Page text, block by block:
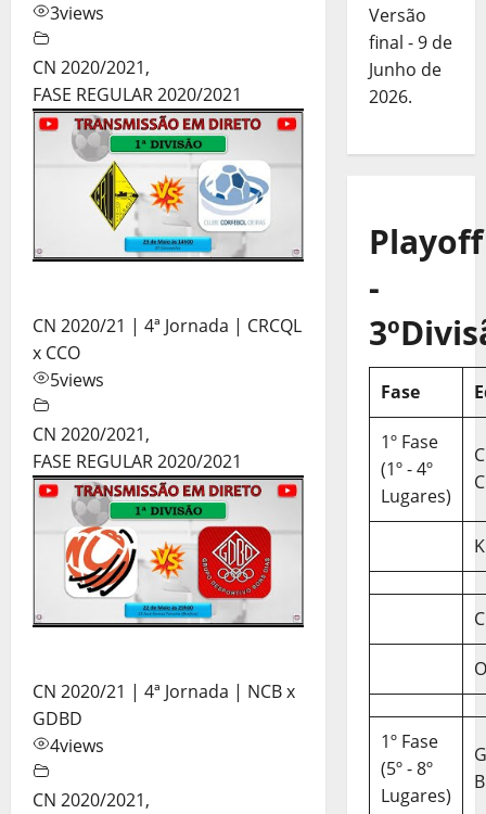
3views
CN 2020/2021,
FASE REGULAR 2020/2021
CN 2020/21 | 4ª Jornada | CRCQL
x CCO
5views
CN 2020/2021,
FASE REGULAR 2020/2021
CN 2020/21 | 4ª Jornada | NCB x
GDBD
4views
CN 2020/2021,
Versão
final - 9 de
Junho de
2026.
Playoff
-
Fase
1º Fase
(1º - 4º
Lugares)
C
1º Fase
(5º - 8º
Lugares)
B